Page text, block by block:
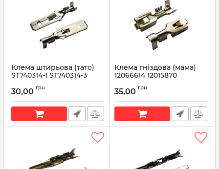
Клема штирьова (тато)
ST740314-1 ST740314-3
ST740189-1 ST740189-3
Артикул: ST740314-1
30,00 грн
Клема гніздова (мама)
12066614 12015870
Артикул: 12066614
35,00 грн